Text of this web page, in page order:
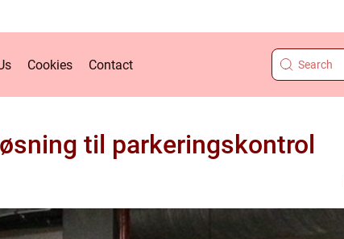
Cookies Contact
til parkeringskontrol